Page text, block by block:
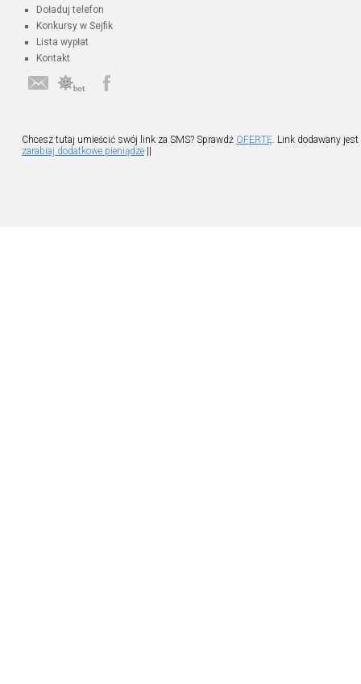
Doładuj telefon
Konkursy w Sejfik
Lista wypłat
Kontakt
Chcesz tutaj umieścić swój link za SMS? Sprawdź OFERTĘ. Link dodawany
zarabiaj dodatkowe pieniądze